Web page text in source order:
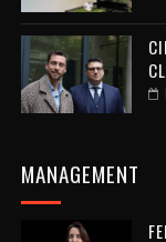
MANAGEMENT